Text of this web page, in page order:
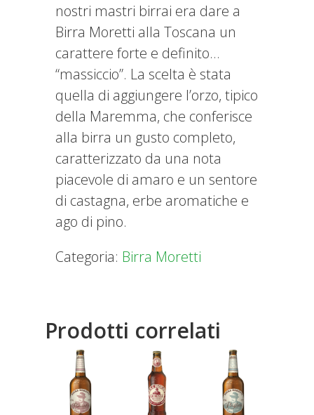
nostri mastri birrai era dare a
Birra Moretti alla Toscana un
carattere forte e definito…
“massiccio”. La scelta è stata
quella di aggiungere l’orzo, tipico
della Maremma, che conferisce
alla birra un gusto completo,
caratterizzato da una nota
piacevole di amaro e un sentore
di castagna, erbe aromatiche e
ago di pino.
Categoria: Birra Moretti
Prodotti correlati